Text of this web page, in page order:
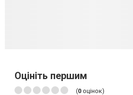
Оцініть першим
(0 оцінок)